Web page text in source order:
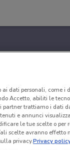
dati personali, come i
Accetto, abiliti le
trattiamo i dati
e annunci
le tue scelte o per
scelte avranno effetto
privacy.Privacy